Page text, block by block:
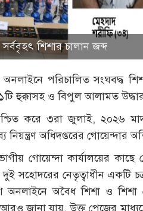
শিশার চালান জব্দ
অনলাইনে পরিচালিত সংঘবদ্ধ
হুক্কাসহ ও বিপুল আলামত
করে ৩রা জুলাই, ২০২৬
নিয়ন্ত্রণ অধিদপ্তরের
গোয়েন্দা কার্যালয়ের
সহোদরের নেতৃত্বাধীন একটি
অনলাইনে অবৈধ শিশা ও
জানা যায়, উক্ত পেজের